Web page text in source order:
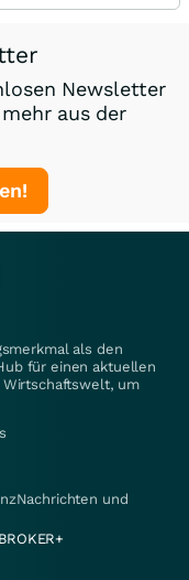
Newsletter
aus der
als den
für einen aktuellen
um
und